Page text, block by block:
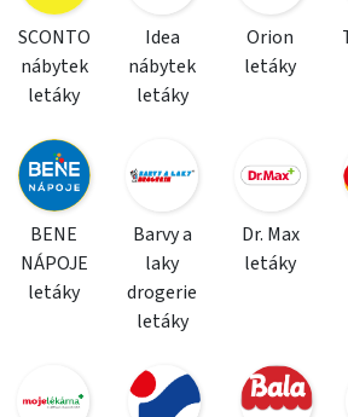
SCONTO
nábytek
letáky
Idea
nábytek
letáky
Orion
letáky
BENE
NÁPOJE
letáky
Barvy a
laky
drogerie
letáky
Dr. Max
letáky